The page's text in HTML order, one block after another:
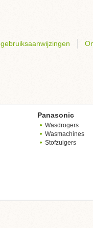
Panasonic
Wasdrogers
Wasmachines
Stofzuigers